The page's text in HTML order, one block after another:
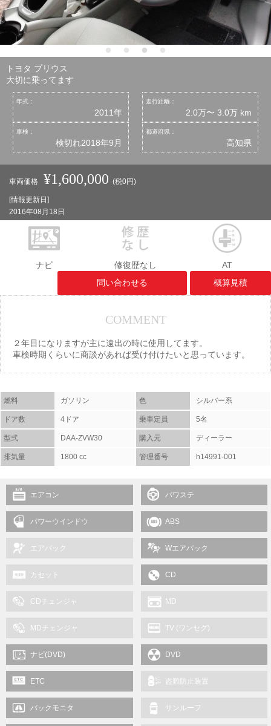
トヨタ プリウス
大切に乗ってます
年式：
2011年
走行距離：
2.0万〜 3.0万 km
車検：
検切れ2018年9月
都道府県：
高知県
車両価格 ¥1,600,000(税0円)
[情報更新日]
2016年08月18日
ナビ 修復歴なし
AT
問い合わせる
概算見積
COMMENT
２年目になりますが主に遠出の時に使用してます。
車検時期くらいに商談があれば受け付けたいと思っています。
燃料 ガソリン 色 シルバー系
ドア数 4ドア 乗車定員 5名
型式 DAA-ZVW30 購入元 ディーラー
排気量 1800 cc 管理番号 h14991-001
エアコン パワステ
パワーウインドウ ABS
エアバック Wエアバック
カセット CD
CDチェンジャ MD
MDチェンジャ TV (ワンセグ)
ナビ(DVD) DVD
ETC 盗難防止装置
バックモニタ サンルーフ